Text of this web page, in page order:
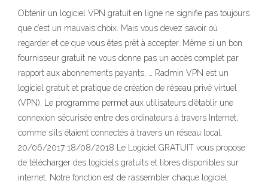
Obtenir un logiciel VPN gratuit en ligne ne signifie pas toujours
que c’est un mauvais choix. Mais vous devez savoir où
regarder et ce que vous êtes prêt à accepter. Même si un bon
fournisseur gratuit ne vous donne pas un accès complet par
rapport aux abonnements payants, … Radmin VPN est un
logiciel gratuit et pratique de création de réseau privé virtuel
(VPN). Le programme permet aux utilisateurs d’établir une
connexion sécurisée entre des ordinateurs à travers Internet,
comme s’ils étaient connectés à travers un réseau local.
20/06/2017 18/08/2018 Le Logiciel GRATUIT vous propose
de télécharger des logiciels gratuits et libres disponibles sur
internet. Notre fonction est de rassembler chaque logiciel